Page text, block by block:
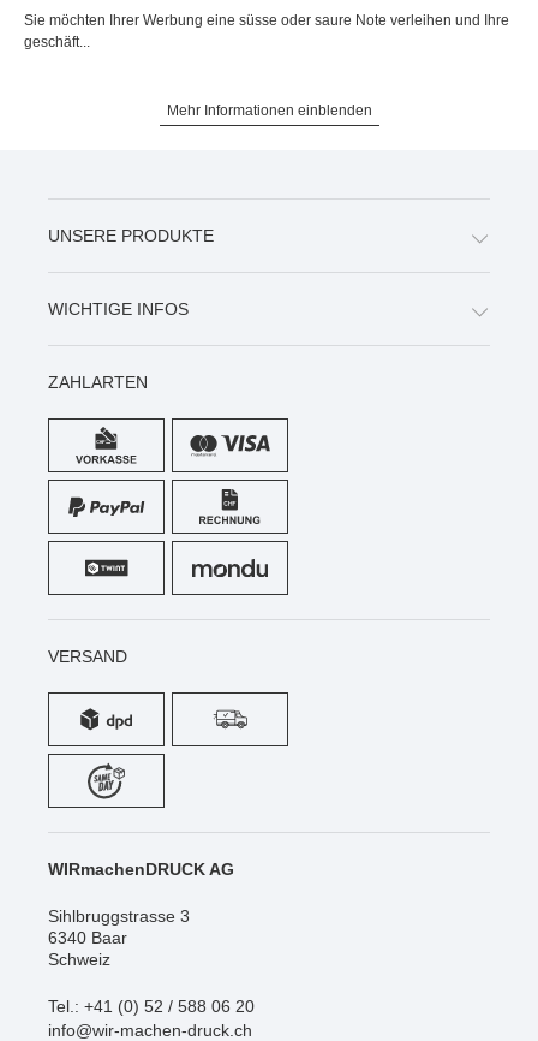
Sie möchten Ihrer Werbung eine süsse oder saure Note verleihen und Ihre
geschäft...
Mehr Informationen einblenden
UNSERE PRODUKTE
WICHTIGE INFOS
ZAHLARTEN
VERSAND
WIRmachenDRUCK AG
Sihlbruggstrasse 3
6340 Baar
Schweiz
Tel.: +41 (0) 52 / 588 06 20
info@wir-machen-druck.ch